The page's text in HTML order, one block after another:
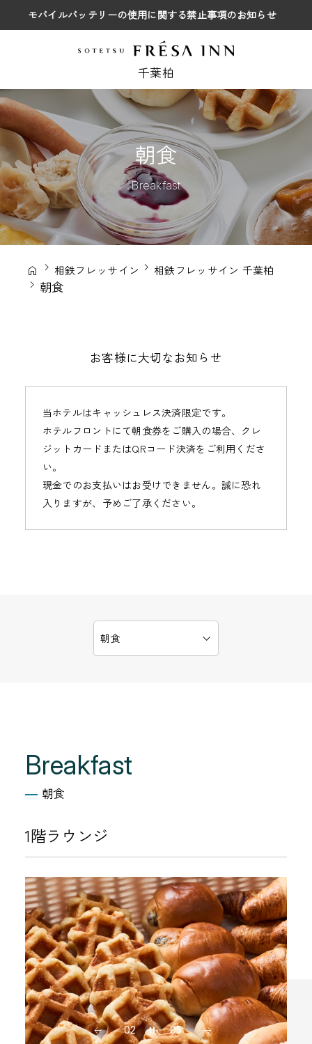
モバイルバッテリーの使用に関する禁止事項のお知らせ
千葉柏
朝食
Breakfast
相鉄フレッサイン 相鉄フレッサイン 千葉柏
朝食
お客様に大切なお知らせ
当ホテルはキャッシュレス決済限定です。
ホテルフロントにて朝食券をご購入の場合、クレ
ジットカードまたはQRコード決済をご利用くださ
い。
現金でのお支払いはお受けできません。誠に恐れ
入りますが、予めご了承ください。
朝食
Breakfast
朝食
1階ラウンジ
02 05